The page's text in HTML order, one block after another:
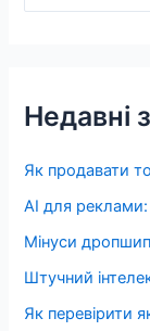
Недавні
Як продавати
AI для
Мінуси
Штучний
Як перевірити